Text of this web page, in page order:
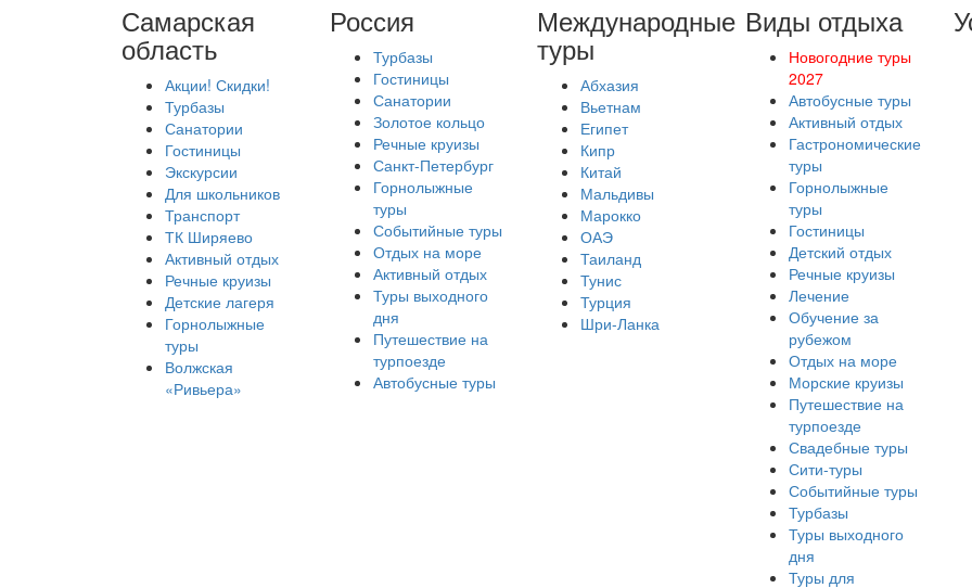
Самарская
область
Акции! Скидки!
Турбазы
Санатории
Гостиницы
Экскурсии
Для школьников
Транспорт
ТК Ширяево
Активный отдых
Речные круизы
Детские лагеря
Горнолыжные
туры
Волжская
«Ривьера»
Россия
Турбазы
Гостиницы
Санатории
Золотое кольцо
Речные круизы
Санкт-Петербург
Горнолыжные
туры
Событийные туры
Отдых на море
Активный отдых
Туры выходного
дня
Путешествие на
турпоезде
Автобусные туры
Международные
туры
Абхазия
Вьетнам
Египет
Кипр
Китай
Мальдивы
Марокко
ОАЭ
Таиланд
Тунис
Турция
Шри-Ланка
Виды отдыха
Новогодние туры
2027
Автобусные туры
Активный отдых
Гастрономические
туры
Горнолыжные
туры
Гостиницы
Детский отдых
Речные круизы
Лечение
Обучение за
рубежом
Отдых на море
Морские круизы
Путешествие на
турпоезде
Свадебные туры
Сити-туры
Событийные туры
Турбазы
Туры выходного
дня
Туры для